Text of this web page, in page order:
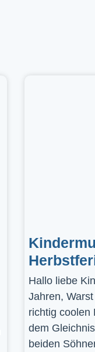
Hallo liebe
Jahren,
richtig coolen
dem
beiden